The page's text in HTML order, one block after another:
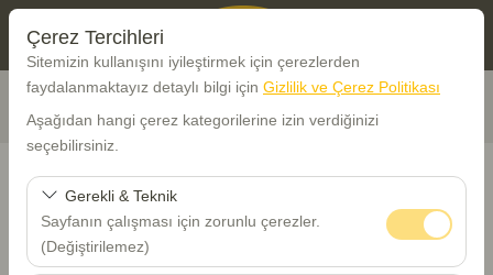
Çerez Tercihleri
Sitemizin kullanışını iyileştirmek için çerezlerden
faydalanmaktayız detaylı bilgi için Gizlilik ve Çerez Politikası
Aşağıdan hangi çerez kategorilerine izin verdiğinizi
seçebilirsiniz.
Gerekli & Teknik
Sayfanın çalışması için zorunlu çerezler.
(Değiştirilemez)
Araç Alış Yeri